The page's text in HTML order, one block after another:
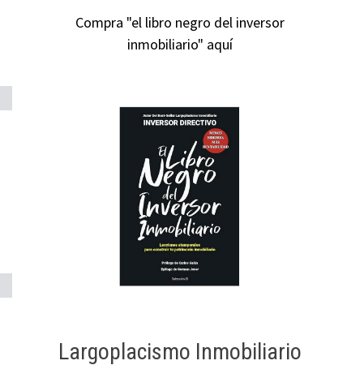
Compra "el libro negro del inversor
inmobiliario" aquí
Largoplacismo Inmobiliario